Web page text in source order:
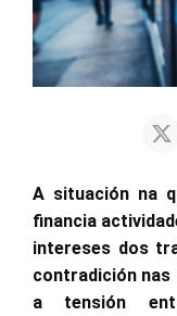
A situación na
financia
intereses dos
contradición nas
a tensión